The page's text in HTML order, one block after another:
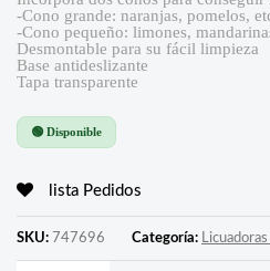
-Cono grande: naranjas, pomelos,
-Cono pequeño: limones,
Desmontable para su fácil limpieza
Base antideslizante
Tapa transparente
🟢 Disponible
lista Pedidos
SKU: 747696 Categoría: